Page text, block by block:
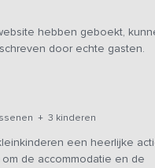
hebben geboekt,
door echte gasten.
+ 3 kinderen
een heerlijke
de accommodatie en de